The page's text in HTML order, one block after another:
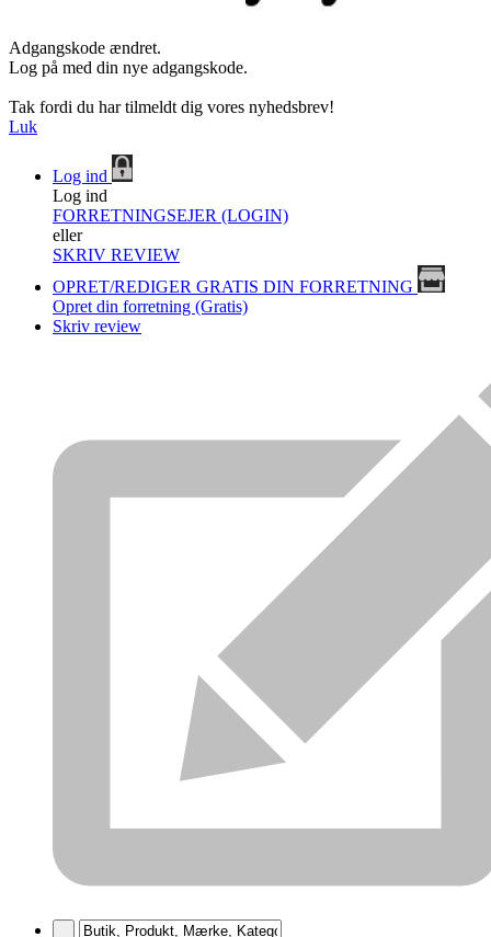
Adgangskode ændret.
Log på med din nye adgangskode.
Tak fordi du har tilmeldt dig vores nyhedsbrev!
Luk
Log ind
Log ind
FORRETNINGSEJER (LOGIN)
eller
SKRIV REVIEW
OPRET/REDIGER GRATIS DIN FORRETNING
Opret din forretning (Gratis)
Skriv review